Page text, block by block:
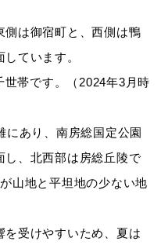
側は御宿町と、西側は鴨
ています。
帯です。（2024年3月時
にあり、南房総国定公園
し、北西部は房総丘陵で
山地と平坦地の少ない地
受けやすいため、夏は